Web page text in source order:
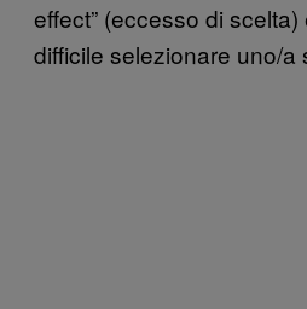
effect” (eccesso di
difficile selezionare uno/a